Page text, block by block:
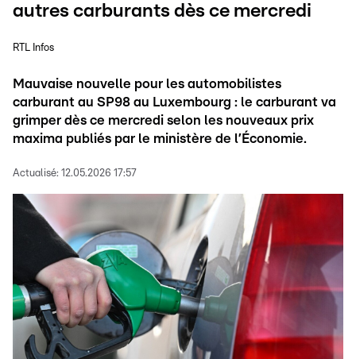
autres carburants dès ce mercredi
RTL Infos
Mauvaise nouvelle pour les automobilistes
carburant au SP98 au Luxembourg : le carburant va
grimper dès ce mercredi selon les nouveaux prix
maxima publiés par le ministère de l’Économie.
Actualisé: 12.05.2026 17:57